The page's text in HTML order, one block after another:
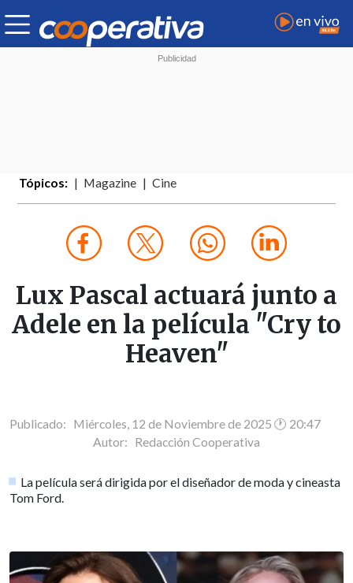
Tópicos: Magazine Cine
Lux Pascal actuará junto a
Adele en la película "Cry to
Heaven"
Publicado: Miércoles, 12 de Noviembre de 2025 🕐 20:47
Autor: Redacción Cooperativa
La película será dirigida por el diseñador de moda y cineasta
Tom Ford.